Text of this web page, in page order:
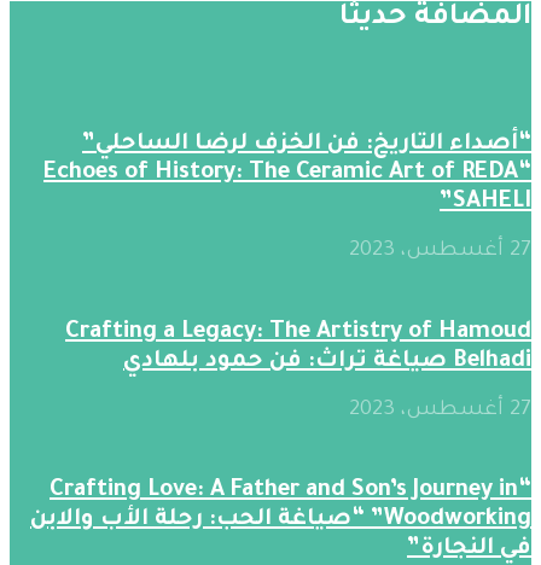
المضافة حديثََا
“أصداء التاريخ: فن الخزف لرضا الساحلي”
“Echoes of History: The Ceramic Art of REDA
SAHELI”
27 أغسطس، 2023
Crafting a Legacy: The Artistry of Hamoud
Belhadi صياغة تراث: فن حمود بلهادي
27 أغسطس، 2023
“Crafting Love: A Father and Son’s Journey in
Woodworking” “صياغة الحب: رحلة الأب والابن
في النجارة”